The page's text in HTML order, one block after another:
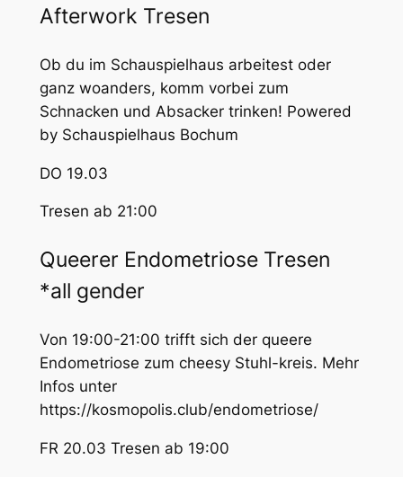
Afterwork Tresen
Ob du im Schauspielhaus arbeitest oder
ganz woanders, komm vorbei zum
Schnacken und Absacker trinken! Powered
by Schauspielhaus Bochum
DO 19.03
Tresen ab 21:00
Queerer Endometriose Tresen
*all gender
Von 19:00-21:00 trifft sich der queere
Endometriose zum cheesy Stuhl-kreis. Mehr
Infos unter
https://kosmopolis.club/endometriose/
FR 20.03 Tresen ab 19:00